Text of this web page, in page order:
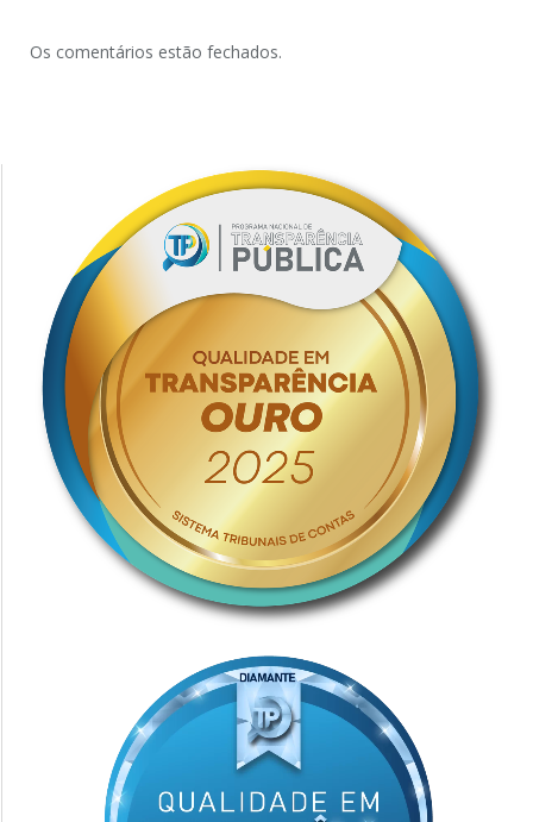
Os comentários estão fechados.